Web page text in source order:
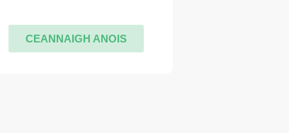
CEANNAIGH ANOIS